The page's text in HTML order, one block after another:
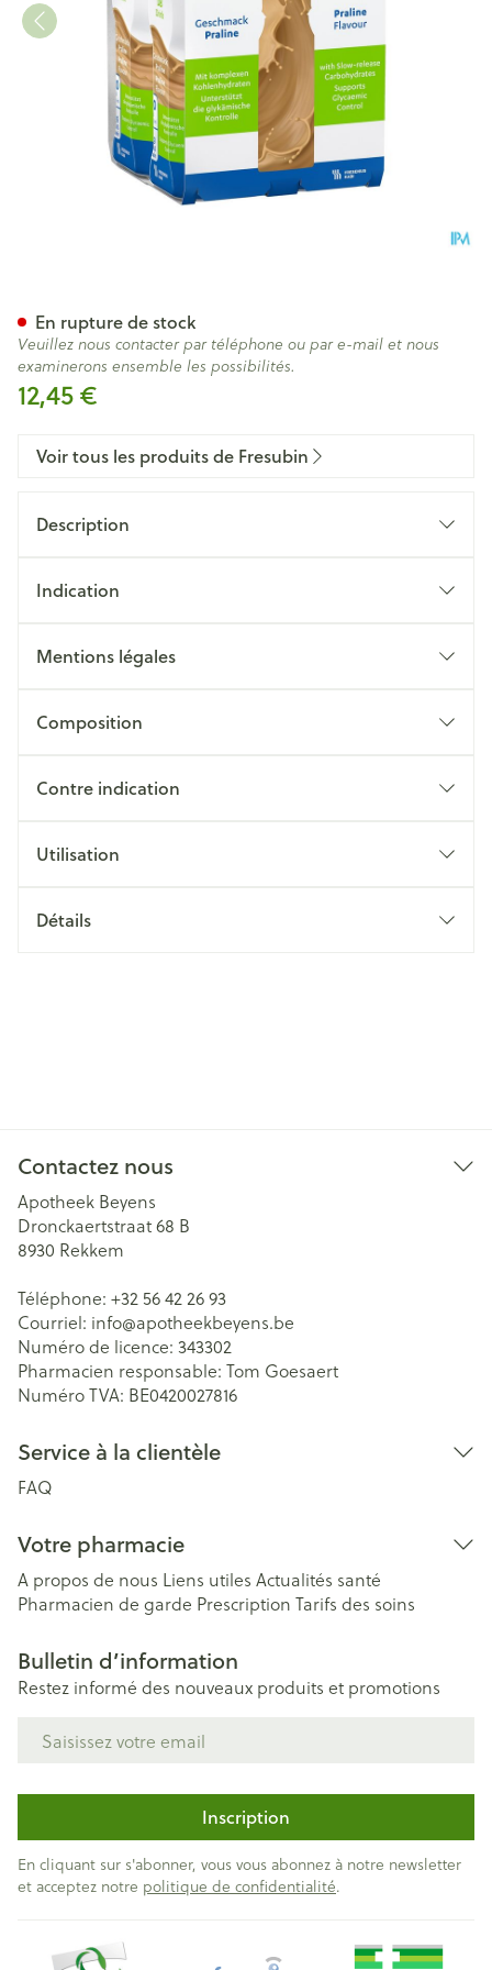
12,45 €
En rupture de stock
Veuillez nous contacter par téléphone ou par e-mail et nous
examinerons ensemble les possibilités.
Voir tous les produits de Fresubin
Description
Indication
Mentions légales
Composition
Contre indication
Utilisation
Détails
Contactez nous
Apotheek Beyens
Dronckaertstraat 68 B
8930 Rekkem
Téléphone: +32 56 42 26 93
Courriel: info@apotheekbeyens.be
Numéro de licence: 343302
Pharmacien responsable: Tom Goesaert
Numéro TVA: BE0420027816
Service à la clientèle
FAQ
Votre pharmacie
A propos de nous Liens utiles Actualités santé
Pharmacien de garde Prescription Tarifs des soins
Bulletin d’information
Restez informé des nouveaux produits et promotions
Inscription
En cliquant sur s'abonner, vous vous abonnez à notre newsletter
et acceptez notre politique de confidentialité.